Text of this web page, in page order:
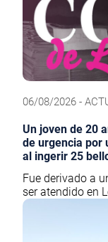
06/08/2026 -
Un joven de 20
de urgencia por
al ingerir 25
Fue derivado a
ser atendido en